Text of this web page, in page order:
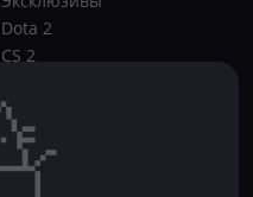
Dota 2
CS 2
Букмекеры